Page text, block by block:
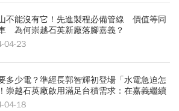
不能沒有它！先進製程必備管線 價值等同
為何崇越石英新廠落腳嘉義？
04-23
多少電？準經長郭智輝初登場「水電急迫怎
崇越石英廠啟用滿足台積需求：在嘉義繼續
04-18